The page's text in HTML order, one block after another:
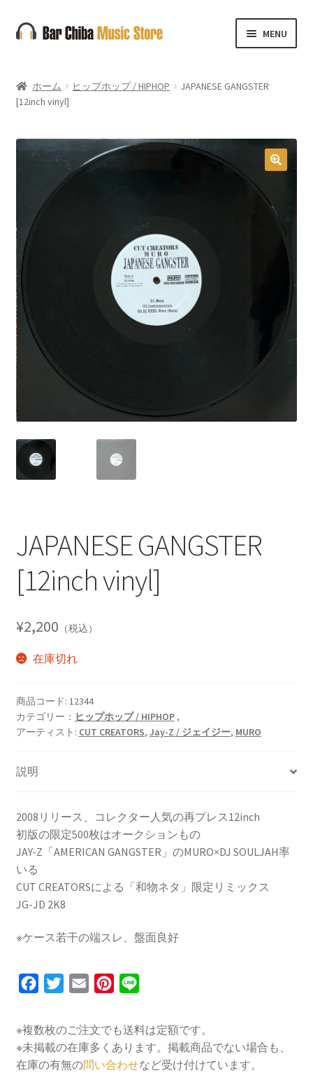
ナ
ビ
ー
シ
へ
コ
ン
ン
ツ
キ
MENU
ホーム ヒップホップ / HIPHOP
JAPANESE GANGSTER
[12inch vinyl]
JAPANESE GANGSTER
[12inch vinyl]
¥2,200 （税込）
在庫切れ
商品コード: 12344
カテゴリー： ヒップホップ / HIPHOP,
アーティスト: CUT CREATORS, Jay-Z / ジェイジー, MURO
説明
2008リリース、コレクター人気の再プレス12inch
初版の限定500枚はオークションもの
JAY-Z「AMERICAN GANGSTER」のMURO×DJ SOULJAH率
いる
CUT CREATORSによる「和物ネタ」限定リミックス
JG-JD 2K8
※ケース若干の端スレ、盤面良好
c
e
b
i
t
t
a
i
l
n
t
e
n
e
※複数枚のご注文でも送料は定額です。
※未掲載の在庫多くあります。掲載商品でない場合も、
在庫の有無の問い合わせなど受け付けています。